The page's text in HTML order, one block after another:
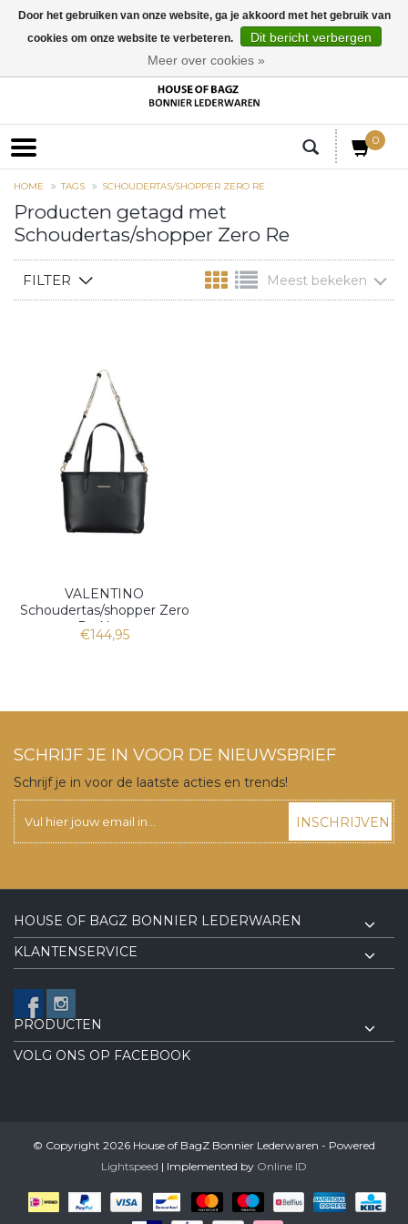
0
HOME TAGS SCHOUDERTAS/SHOPPER ZERO RE
Producten getagd met
Schoudertas/shopper Zero Re
FILTER Meest bekeken
VALENTINO
Schoudertas/shopper Zero
Re Nero
€144,95
SCHRIJF JE IN VOOR DE NIEUWSBRIEF
Schrijf je in voor de laatste acties en trends!
INSCHRIJVEN
HOUSE OF BAGZ BONNIER LEDERWAREN
KLANTENSERVICE
PRODUCTEN
VOLG ONS OP FACEBOOK
© Copyright 2026 House of BagZ Bonnier Lederwaren - Powered
Lightspeed | Implemented by Online ID
Door het gebruiken van onze website, ga je akkoord met het gebruik van
cookies om onze website te verbeteren.
Dit bericht verbergen
Meer over cookies »